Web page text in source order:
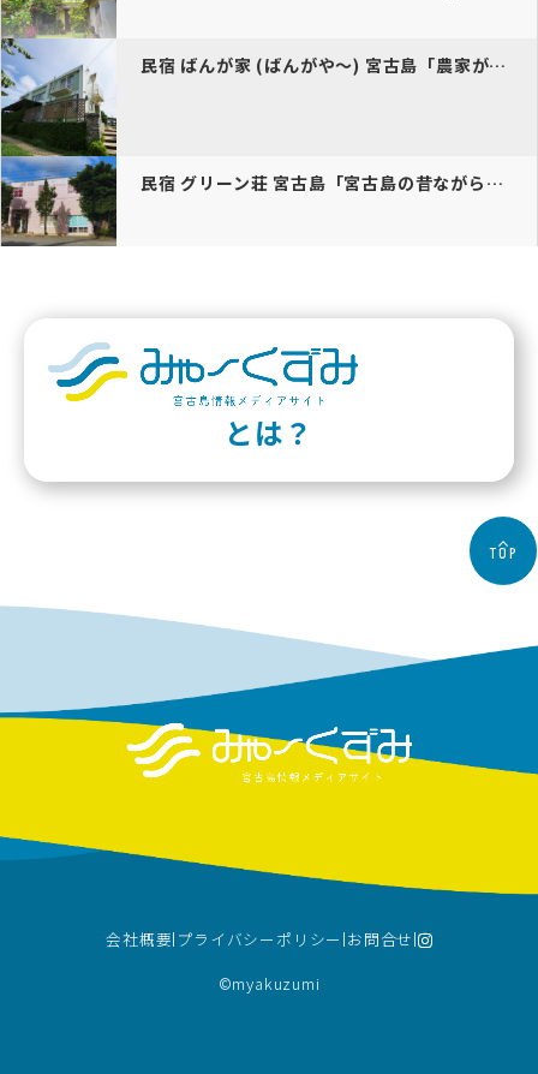
民宿 ばんが家 (ばんがや～) 宮古島「農家が経営する民宿体験型」
民宿 グリーン荘 宮古島「宮古島の昔ながらの自然と雰囲気が残る下地川…
とは？
会社概要 プライバシーポリシー お問合せ
©︎myakuzumi
TOP